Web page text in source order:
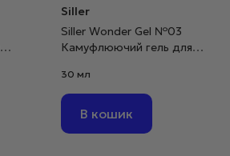
Siller
Siller Wonder Gel №03
Камуфлюючий гель для
рожевий, 30 мл
30 мл
В кошик